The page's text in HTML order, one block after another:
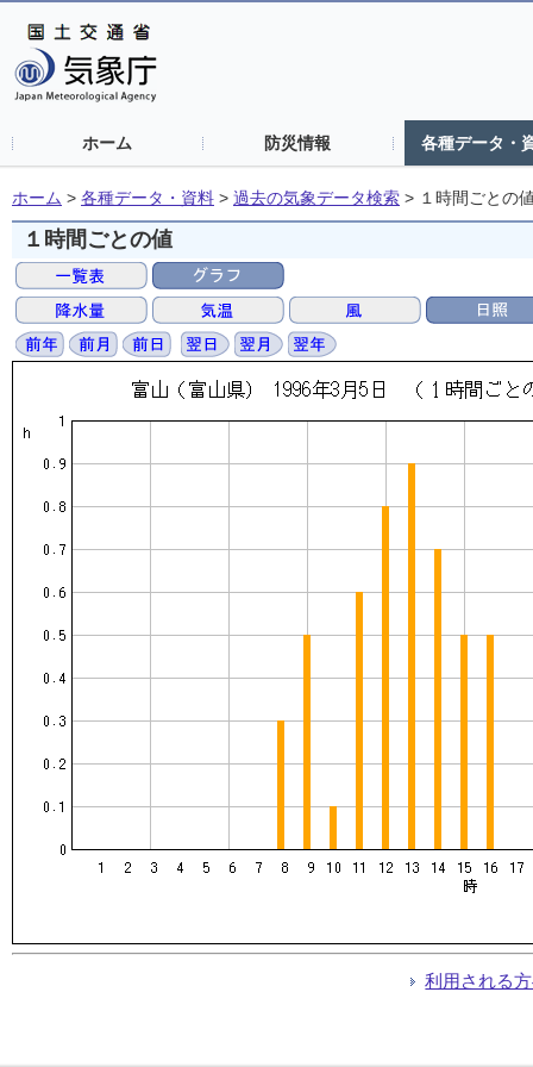
ホーム 防災情報 各種データ・
ホーム > 各種データ・資料 > 過去の気象データ検索 > １時間ごとの
１時間ごとの値
利用される